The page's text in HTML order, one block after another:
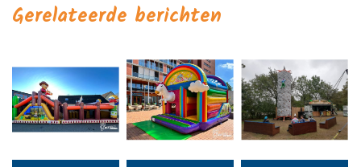
Gerelateerde berichten